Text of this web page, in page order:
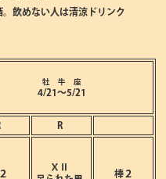
。飲めない人は清涼ドリンク
牡 牛 座
4/21～5/21
R
ⅩⅡ
棒２